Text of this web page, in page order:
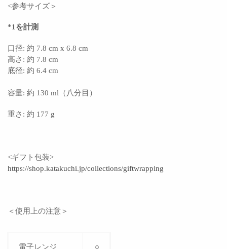
<参考サイズ＞
*1を計測
口径: 約 7.8 cm x 6.8 cm
高さ: 約 7.8 cm
底径: 約 6.4 cm
容量: 約 130 ml（八分目）
重さ: 約 177 g
<ギフト包装>
https://shop.katakuchi.jp/collections/giftwrapping
＜使用上の注意＞
電子レンジ ○